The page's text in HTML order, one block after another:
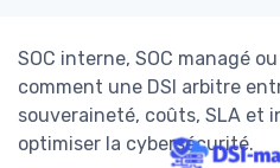
SOC interne, SOC managé
comment une DSI arbitre
souveraineté, coûts, SLA et
optimiser la cybersécurité.